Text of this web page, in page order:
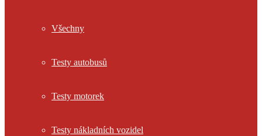
Všechny
Testy autobusů
Testy motorek
Testy nákladních vozidel